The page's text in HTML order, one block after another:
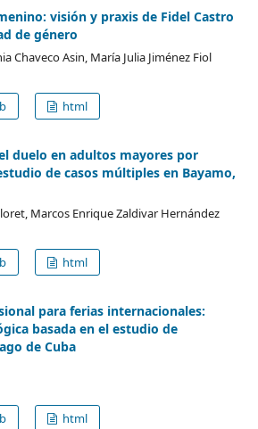
visión y praxis de Fidel Castro
de género
Chaveco Asin, María Julia Jiménez Fiol
html
duelo en adultos mayores por
de casos múltiples en Bayamo,
Marcos Enrique Zaldivar Hernández
html
para ferias internacionales:
basada en el estudio de
de Cuba
html